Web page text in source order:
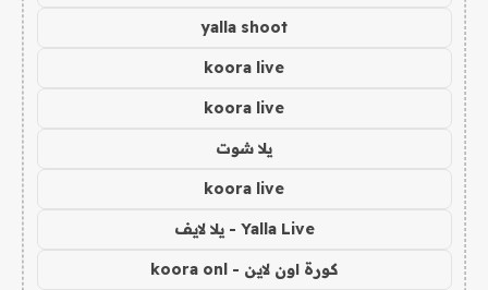
yalla shoot
koora live
koora live
يلا شوت
koora live
Yalla Live - يلا لايف
كورة اون لاين - koora onl